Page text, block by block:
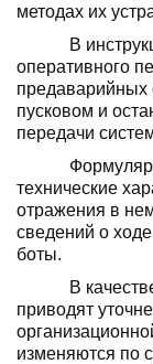
ме­тодах их
В
оперативного
предаварийных
пусковом и
передачи
Формуляр,
технические
отражения в
сведений о
боты.
В качестве
приводят
изменяются по